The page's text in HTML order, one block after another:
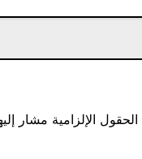
الحقول الإلزامية مشار